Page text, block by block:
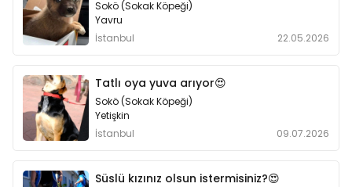
Sokö (Sokak Köpeği)
Yavru
İstanbul
22.05.2026
Tatlı oya yuva arıyor😍
Sokö (Sokak Köpeği)
Yetişkin
İstanbul
09.07.2026
Süslü kızınız olsun istermisiniz?😍